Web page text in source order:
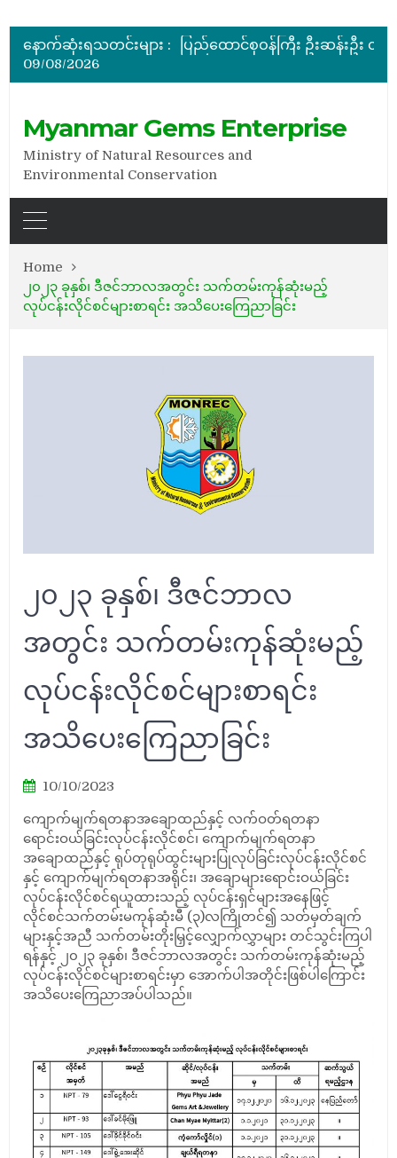
နောက်ဆုံးရသတင်းများ :
အိတ်ဖွင့်တင်ဒါခေါ်ယူခြင်း
09/08/2026
Myanmar Gems Enterprise
Ministry of Natural Resources and
Environmental Conservation
Home
၂၀၂၃ ခုနှစ်၊ ဒီဇင်ဘာလအတွင်း သက်တမ်းကုန်ဆုံးမည့်
လုပ်ငန်းလိုင်စင်များစာရင်း အသိပေးကြေညာခြင်း
၂၀၂၃ ခုနှစ်၊ ဒီဇင်ဘာလ
အတွင်း သက်တမ်းကုန်ဆုံးမည့်
လုပ်ငန်းလိုင်စင်များစာရင်း
အသိပေးကြေညာခြင်း
10/10/2023
ကျောက်မျက်ရတနာအချောထည်နှင့် လက်ဝတ်ရတနာ
ရောင်းဝယ်ခြင်းလုပ်ငန်းလိုင်စင်၊ ကျောက်မျက်ရတနာ
အချောထည်နှင့် ရုပ်တုရုပ်ထွင်းများပြုလုပ်ခြင်းလုပ်ငန်းလိုင်စင်
နှင့် ကျောက်မျက်ရတနာအရိုင်း၊ အချောများရောင်းဝယ်ခြင်း
လုပ်ငန်းလိုင်စင်ရယူထားသည့် လုပ်ငန်းရှင်များအနေဖြင့်
လိုင်စင်သက်တမ်းမကုန်ဆုံးမီ (၃)လကြိုတင်၍ သတ်မှတ်ချက်
များနှင့်အညီ သက်တမ်းတိုးမြှင့်လျှောက်လွှာများ တင်သွင်းကြပါ
ရန်နှင့် ၂၀၂၃ ခုနှစ်၊ ဒီဇင်ဘာလအတွင်း သက်တမ်းကုန်ဆုံးမည့်
လုပ်ငန်းလိုင်စင်များစာရင်းမှာ အောက်ပါအတိုင်းဖြစ်ပါကြောင်း
အသိပေးကြေညာအပ်ပါသည်။